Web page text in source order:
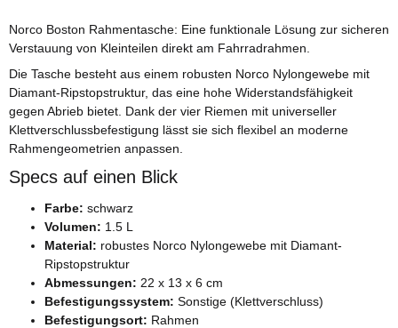
Norco Boston Rahmentasche: Eine funktionale Lösung zur sicheren
Verstauung von Kleinteilen direkt am Fahrradrahmen.
Die Tasche besteht aus einem robusten Norco Nylongewebe mit
Diamant-Ripstopstruktur, das eine hohe Widerstandsfähigkeit
gegen Abrieb bietet. Dank der vier Riemen mit universeller
Klettverschlussbefestigung lässt sie sich flexibel an moderne
Rahmengeometrien anpassen.
Specs auf einen Blick
Farbe: schwarz
Volumen: 1.5 L
Material: robustes Norco Nylongewebe mit Diamant-
Ripstopstruktur
Abmessungen: 22 x 13 x 6 cm
Befestigungssystem: Sonstige (Klettverschluss)
Befestigungsort: Rahmen